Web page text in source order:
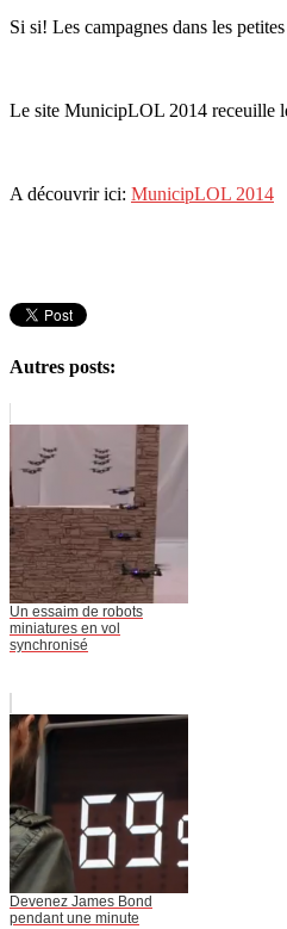
Si si! Les campagnes dans les
Le site MunicipLOL 2014 receuille
A découvrir ici: MunicipLOL 2014
Autres posts:
Un essaim de robots
miniatures en vol
synchronisé
Devenez James Bond
pendant une minute